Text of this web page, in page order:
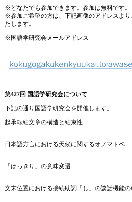
※どなたでも参加できます。参加は無料です。
※参加ご希望の方は、下記画像のアドレスよ
たします。
※国語学研究会メールアドレス
第427回 国語学研究会について
下記の通り 国語学研究会を開催します。
起承転結文章の構造と結束性
日本語方言における天候に関するオノマトペ
「はっきり」の意味変遷
文末位置における接続助詞「し」の談話機能の